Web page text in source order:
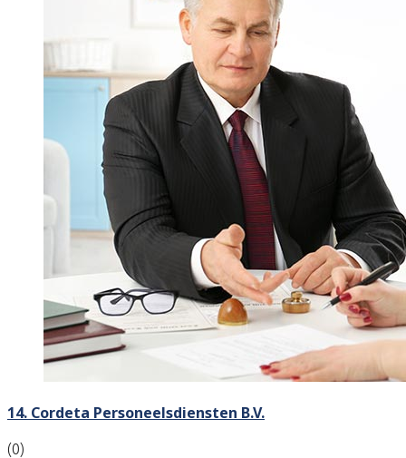
14. Cordeta Personeelsdiensten B.V.
(0)